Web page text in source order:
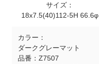
サイズ：
18x7.5(40)112-5H 66.6φ
カラー：
ダークグレーマット
品番： Z7507